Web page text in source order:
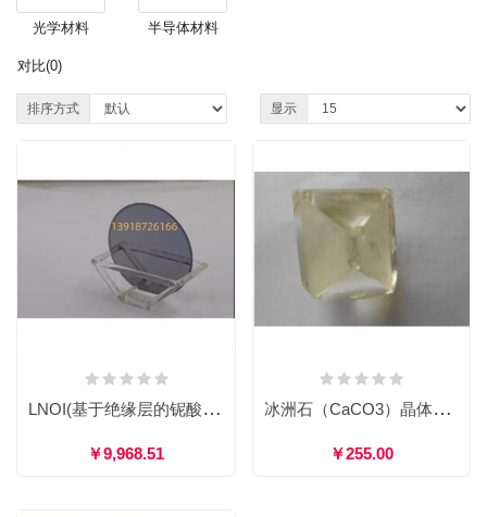
光学材料 半导体材料
对比(0)
排序方式 显示
LNOI(基于绝缘层的铌酸锂)晶片
￥9,968.51
冰洲石（CaCO3）晶体晶片
￥255.00